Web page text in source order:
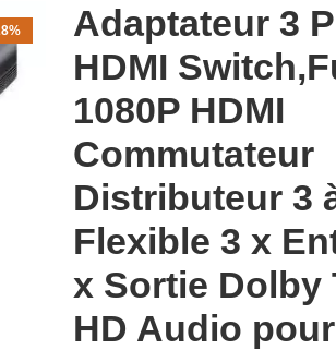
Adaptateur 3
HDMI
1080P HDMI
Commutateur
Distributeur 3
Flexible 3 x
x Sortie Dolby
HD Audio